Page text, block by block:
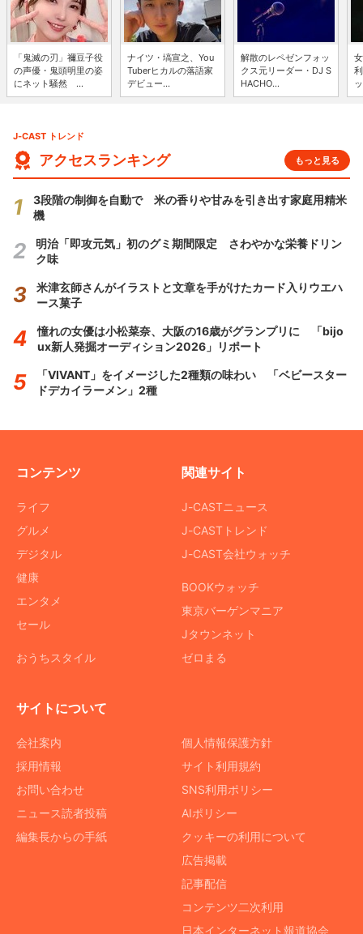
「鬼滅の刃」禰豆子役
の声優・鬼頭明里の姿
にネット騒然 ...
ナイツ・塙宣之、You
Tuberヒカルの落語家
デビュー...
解散のレペゼンフォッ
クス元リーダー・DJ S
HACHO...
J-CAST トレンド
アクセスランキング もっと見る
3段階の制御を自動で 米の香りや甘みを引き出す家庭用精米
機
明治「即攻元気」初のグミ期間限定 さわやかな栄養ドリン
ク味
米津玄師さんがイラストと文章を手がけたカード入りウエハ
ース菓子
憧れの女優は小松菜奈、大阪の16歳がグランプリに 「bijo
ux新人発掘オーディション2026」リポート
「VIVANT」をイメージした2種類の味わい 「ベビースター
ドデカイラーメン」2種
コンテンツ
ライフ
グルメ
デジタル
健康
エンタメ
セール
おうちスタイル
関連サイト
J-CASTニュース
J-CASTトレンド
J-CAST会社ウォッチ
BOOKウォッチ
東京バーゲンマニア
Jタウンネット
ゼロまる
サイトについて
会社案内
採用情報
お問い合わせ
ニュース読者投稿
編集長からの手紙
個人情報保護方針
サイト利用規約
SNS利用ポリシー
AIポリシー
クッキーの利用について
広告掲載
記事配信
コンテンツ二次利用
日本インターネット報道協会